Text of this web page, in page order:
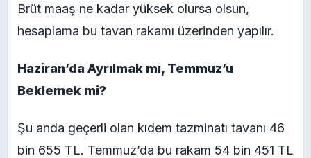
Brüt maaş ne kadar yüksek olursa olsun,
hesaplama bu tavan rakamı üzerinden yapılır.
Haziran’da Ayrılmak mı, Temmuz’u
Beklemek mi?
Şu anda geçerli olan kıdem tazminatı tavanı 46
bin 655 TL. Temmuz’da bu rakam 54 bin 451 TL